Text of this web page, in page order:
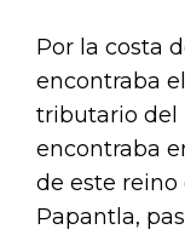
Por la costa
encontraba
tributario del
encontraba
de este reino
Papantla,